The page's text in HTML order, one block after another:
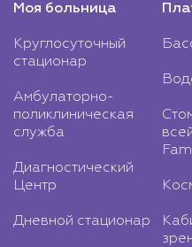
Моя больница
Круглосуточный
стационар
Амбулаторно-
поликлиническая
служба
Диагностический
Центр
Дневной стационар